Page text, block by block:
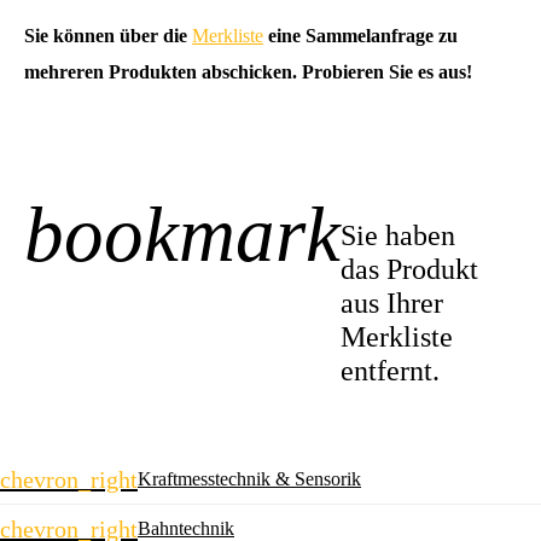
Sie können über die Merkliste eine Sammelanfrage zu
mehreren Produkten abschicken. Probieren Sie es aus!
bookmarkSie haben
das Produkt
aus Ihrer
Merkliste
entfernt.
chevron_rightKraftmesstechnik & Sensorik
chevron_rightBahntechnik